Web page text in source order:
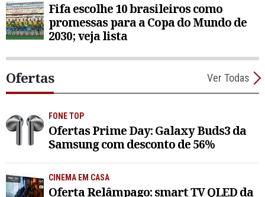
Fifa escolhe 10 brasileiros como
promessas para a Copa do Mundo de
2030; veja lista
Ofertas Ver Todas
FONE TOP
Ofertas Prime Day: Galaxy Buds3 da
Samsung com desconto de 56%
CINEMA EM CASA
Oferta Relâmpago: smart TV QLED da